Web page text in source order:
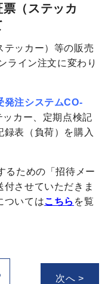
（ステッカ
テッカー）等の販売
ライン注文に変わり
発注システムCO-
ッカー、定期点検記
表（負荷）を購入
るための「招待メー
させていただきま
ついてはこちら を覧
次へ >